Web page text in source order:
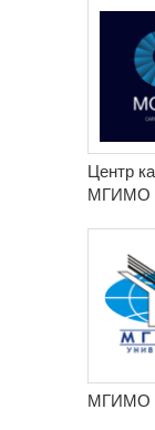
Центр
МГИМО
МГИМО